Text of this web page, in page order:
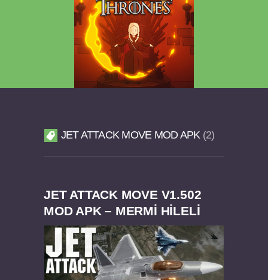
Felix the Reaper v1.25 FULL APK
JET ATTACK MOVE MOD APK 2
JET ATTACK MOVE V1.502
MOD APK – MERMİ HİLELİ